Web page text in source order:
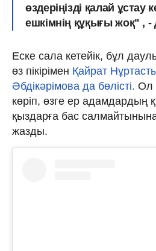
өздеріңізді қалай ұстау
ешкімнің құқығы жоқ" ,
Еске сала кетейік, бұл
өз пікірімен Қайрат
Әбдікәрімова да бөлісті. Ол
көріп, өзге ер адамдардың
қыздарға бас салмайтынына
жазды.